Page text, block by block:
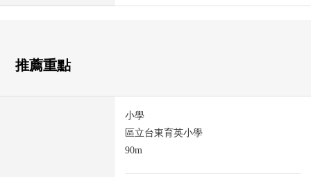
推薦重點
小學
區立台東育英小學
90m